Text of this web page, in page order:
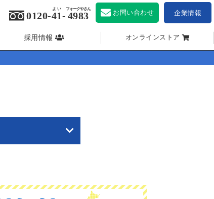
採用情報 オンラインストア
0120-41
よい
- 4983
フォークやさん お問い合わせ 企業情報